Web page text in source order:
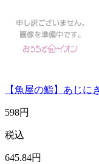
【魚屋の鮨】あじに
598円
税込
645.84円